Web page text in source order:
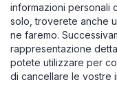
informazioni personali
solo, troverete anche
ne faremo.
rappresentazione
potete utilizzare per
di cancellare le vostre